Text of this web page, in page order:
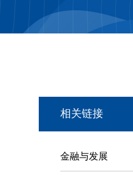
相关链接
金融与发展